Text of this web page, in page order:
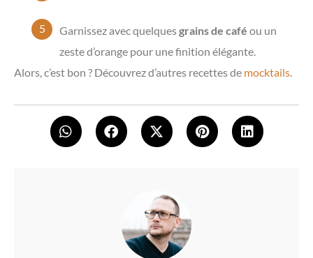
Garnissez avec quelquesgrains de café ou un
zeste d’orange pour une finition élégante.
Alors, c’est bon ? Découvrez d’autres recettes de mocktails.